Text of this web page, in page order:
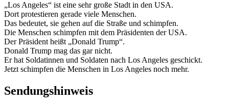
„Los Angeles“ ist eine sehr große Stadt in den USA.
Dort protestieren gerade viele Menschen.
Das bedeutet, sie gehen auf die Straße und schimpfen.
Die Menschen schimpfen mit dem Präsidenten der USA.
Der Präsident heißt „Donald Trump“.
Donald Trump mag das gar nicht.
Er hat Soldatinnen und Soldaten nach Los Angeles geschickt.
Jetzt schimpfen die Menschen in Los Angeles noch mehr.
Sendungshinweis